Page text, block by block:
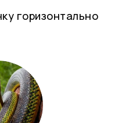
горизонтально